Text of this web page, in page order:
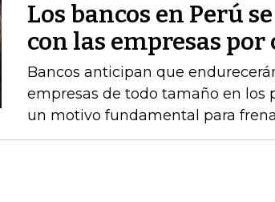
Los bancos en Perú
con las empresas
Bancos anticipan que
empresas de todo tamaño en los
un motivo fundamental para